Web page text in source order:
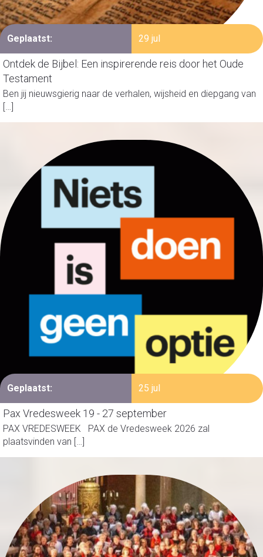
Geplaatst: 29 jul
Ontdek de Bijbel: Een inspirerende reis door het Oude
Testament
Ben jij nieuwsgierig naar de verhalen, wijsheid en diepgang van
[…]
Geplaatst: 25 jul
Pax Vredesweek 19 - 27 september
PAX VREDESWEEK PAX de Vredesweek 2026 zal
plaatsvinden van […]